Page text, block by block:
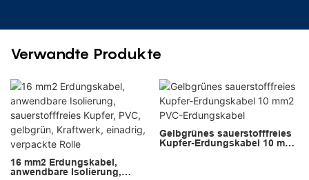
Verwandte Produkte
16 mm2 Erdungskabel,
anwendbare Isolierung,
Gelbgrünes sauerstofffreies
Kupfer-Erdungskabel 10 mm2